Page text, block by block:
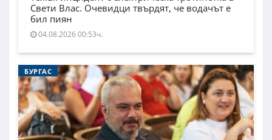
Свети Влас. Очевидци твърдят, че водачът е
бил пиян
04.08.2026 00:53ч.
БУРГАС